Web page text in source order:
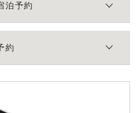
泊予約
約